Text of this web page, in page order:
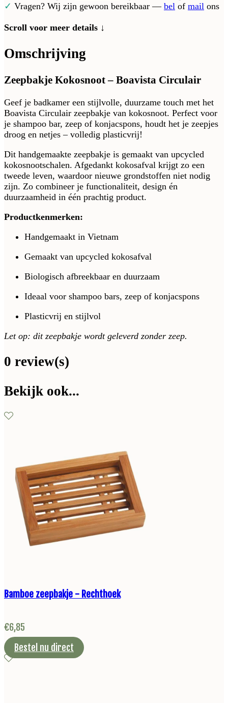
✓ Vragen? Wij zijn gewoon bereikbaar — bel of mail ons
Scroll voor meer details ↓
Omschrijving
Zeepbakje Kokosnoot – Boavista Circulair
Geef je badkamer een stijlvolle, duurzame touch met het
Boavista Circulair zeepbakje van kokosnoot. Perfect voor
je shampoo bar, zeep of konjacspons, houdt het je zeepjes
droog en netjes – volledig plasticvrij!
Dit handgemaakte zeepbakje is gemaakt van upcycled
kokosnootschalen. Afgedankt kokosafval krijgt zo een
tweede leven, waardoor nieuwe grondstoffen niet nodig
zijn. Zo combineer je functionaliteit, design én
duurzaamheid in één prachtig product.
Productkenmerken:
Handgemaakt in Vietnam
Gemaakt van upcycled kokosafval
Biologisch afbreekbaar en duurzaam
Ideaal voor shampoo bars, zeep of konjacspons
Plasticvrij en stijlvol
Let op: dit zeepbakje wordt geleverd zonder zeep.
0 review(s)
Bekijk ook...
Bamboe zeepbakje - Rechthoek
€6,85
Bestel nu direct